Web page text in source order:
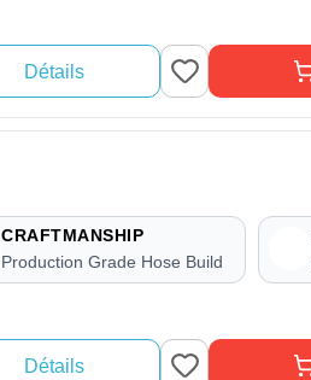
Détails
CRAFTMANSHIP
Production Grade Hose Build
Détails